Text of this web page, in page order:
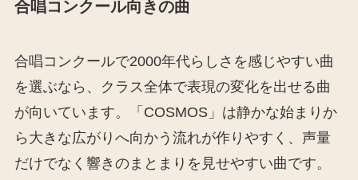
合唱コンクール向きの曲
合唱コンクールで2000年代らしさを感じやすい曲
を選ぶなら、クラス全体で表現の変化を出せる曲
が向いています。「COSMOS」は静かな始まりか
ら大きな広がりへ向かう流れが作りやすく、声量
だけでなく響きのまとまりを見せやすい曲です。